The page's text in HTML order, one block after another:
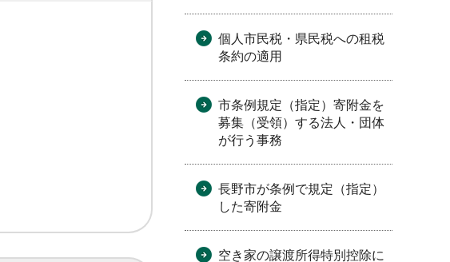
個人市民税・県民税への租税
条約の適用
市条例規定（指定）寄附金を
募集（受領）する法人・団体
が行う事務
長野市が条例で規定（指定）
した寄附金
空き家の譲渡所得特別控除に